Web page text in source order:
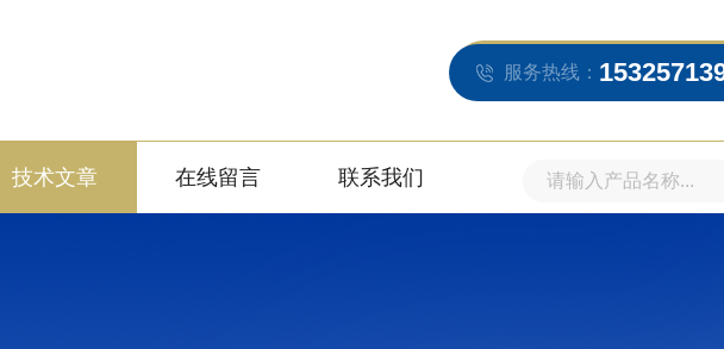
服务热线：
技术文章 在线留言 联系我们